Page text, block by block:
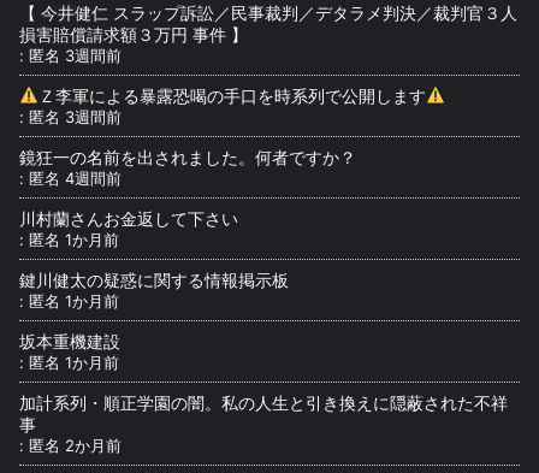
【 今井健仁 スラップ訴訟／民事裁判／デタラメ判決／裁判官３人
損害賠償請求額３万円 事件 】
: 匿名 3週間前
Ｚ李軍による暴露恐喝の手口を時系列で公開します
: 匿名 3週間前
鏡狂一の名前を出されました。何者ですか？
: 匿名 4週間前
川村蘭さんお金返して下さい
: 匿名 1か月前
鍵川健太の疑惑に関する情報掲示板
: 匿名 1か月前
坂本重機建設
: 匿名 1か月前
加計系列・順正学園の闇。私の人生と引き換えに隠蔽された不祥
事
: 匿名 2か月前